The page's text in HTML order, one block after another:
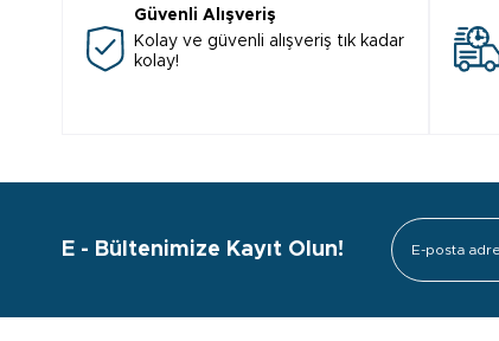
Güvenli Alışveriş
Kolay ve güvenli alışveriş tık kadar
kolay!
E - Bültenimize Kayıt Olun!